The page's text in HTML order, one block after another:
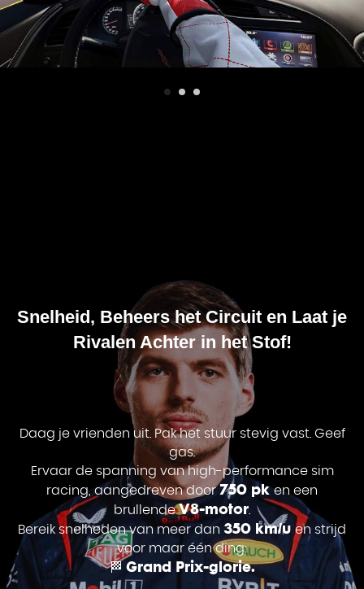
Snelheid, Beheers het Circuit en Laat je
Rivalen Achter in het Stof!
Daag je vrienden uit. Pak het stuur stevig vast. Geef
gas.
Ervaar de spanning van high-performance sim
racing, aangedreven door750 pken een
brullendeV8-motor.
Bereik snelheden van meer dan 350 km/uen strijd
voor maar één ding:
🏁 Grand Prix-glorie.